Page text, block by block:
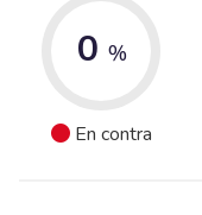
0 %
En contra